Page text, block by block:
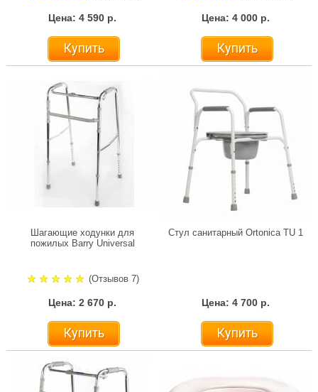
Цена: 4 590 р.
Купить
Цена: 4 000 р.
Купить
Шагающие ходунки для
пожилых Barry Universal
(Отзывов 7)
Цена: 2 670 р.
Купить
Стул санитарный Ortonica TU 1
Цена: 4 700 р.
Купить